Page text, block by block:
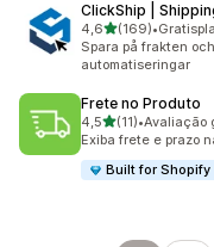
ClickShip |
4,6av 5 stjärnor
(169)
169 recensioner
•
Spara på frakten
automatiseringar
Frete no Produto
4,5av 5 stjärnor
(11)
11 recensioner totalt
•Avaliação
Exiba frete e prazo
Built for Shopify